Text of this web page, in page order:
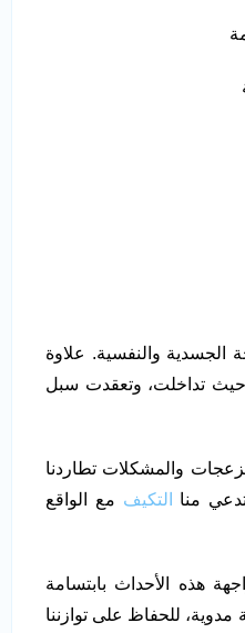
الجسدية والنفسية. علاوة
تداخلت، وتعقدت سبل
والمشكلات تطاردنا
منا
التكيف مع الواقع
هذه الأحداث بابتسامة
للحفاظ على توازننا